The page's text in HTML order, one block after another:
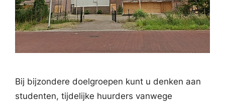
Bij bijzondere doelgroepen kunt u denken aan
studenten, tijdelijke huurders vanwege